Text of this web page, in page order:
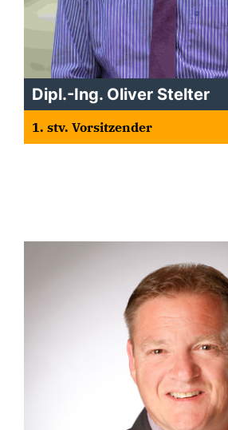
Dipl.-Ing. Oliver Stelter
1. stv. Vorsitzender